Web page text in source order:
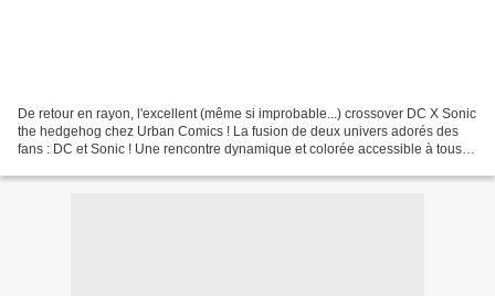
De retour en rayon, l'excellent (même si improbable...) crossover DC X Sonic
the hedgehog chez Urban Comics ! La fusion de deux univers adorés des
fans : DC et Sonic ! Une rencontre dynamique et colorée accessible à tous,